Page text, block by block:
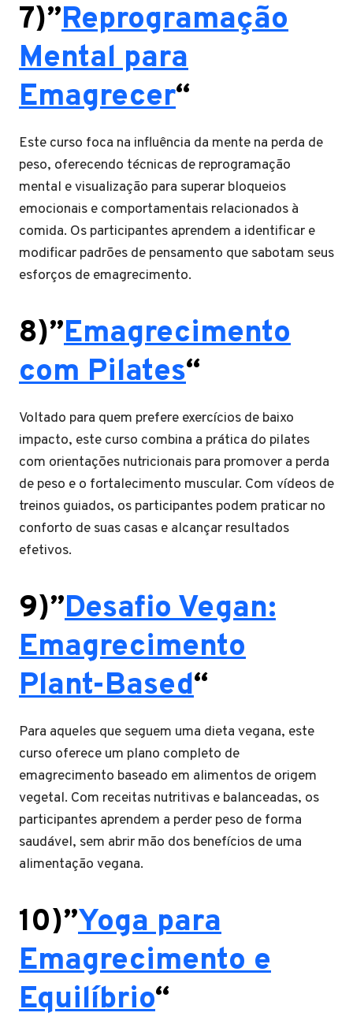
7)”Reprogramação
Mental para
Emagrecer“
Este curso foca na influência da mente na perda de
peso, oferecendo técnicas de reprogramação
mental e visualização para superar bloqueios
emocionais e comportamentais relacionados à
comida. Os participantes aprendem a identificar e
modificar padrões de pensamento que sabotam seus
esforços de emagrecimento.
8)”Emagrecimento
com Pilates“
Voltado para quem prefere exercícios de baixo
impacto, este curso combina a prática do pilates
com orientações nutricionais para promover a perda
de peso e o fortalecimento muscular. Com vídeos de
treinos guiados, os participantes podem praticar no
conforto de suas casas e alcançar resultados
efetivos.
9)”Desafio Vegan:
Emagrecimento
Plant-Based“
Para aqueles que seguem uma dieta vegana, este
curso oferece um plano completo de
emagrecimento baseado em alimentos de origem
vegetal. Com receitas nutritivas e balanceadas, os
participantes aprendem a perder peso de forma
saudável, sem abrir mão dos benefícios de uma
alimentação vegana.
10)”Yoga para
Emagrecimento e
Equilíbrio“